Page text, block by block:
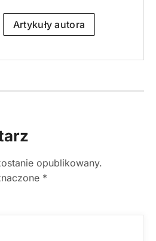
Artykuły autora
opublikowany.
*